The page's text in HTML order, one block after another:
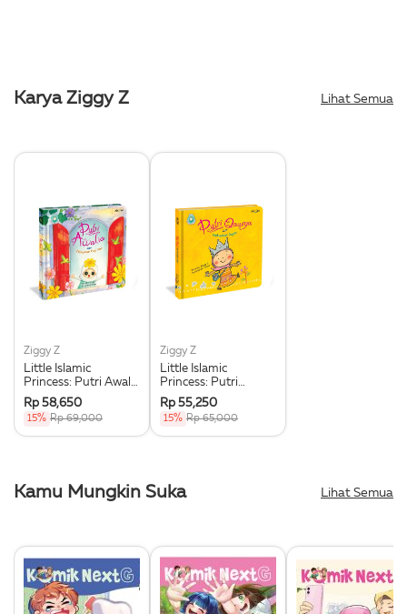
Karya Ziggy Z Lihat Semua
Ziggy Z
Little Islamic
Princess: Putri Awalia
Dan Pelajaran Pagi
Hari
Rp 58,650
15% Rp 69,000
Ziggy Z
Little Islamic
Princess: Putri
Qawiya Dan
Kekuatan Super
Rp 55,250
15% Rp 65,000
Kamu Mungkin Suka Lihat Semua